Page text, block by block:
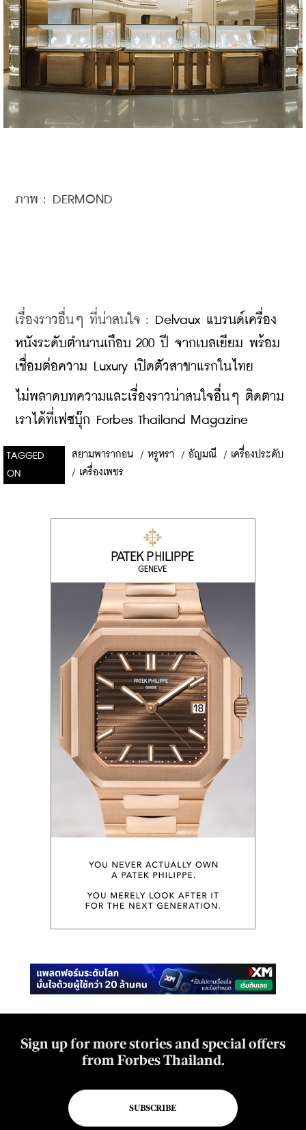
ภาพ : DERMOND
เรื่องราวอื่นๆ ที่น่าสนใจ :
Delvaux แบรนด์เครื่อง
หนังระดับตำนานเกือบ 200 ปี จากเบลเยียม พร้อม
เชื่อมต่อความ Luxury เปิดตัวสาขาแรกในไทย
ไม่พลาดบทความและเรื่องราวน่าสนใจอื่นๆ ติดตาม
เราได้ที่เฟซบุ๊ก Forbes Thailand Magazine
TAGGED
ON
สยามพารากอน / หรูหรา / อัญมณี / เครื่องประดับ
/ เครื่องเพชร
Sign up for more stories and special offers
from Forbes Thailand.
SUBSCRIBE